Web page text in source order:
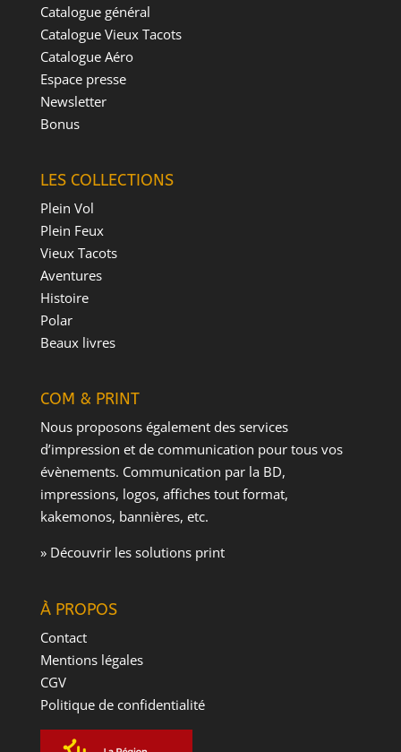
Catalogue général
Catalogue Vieux Tacots
Catalogue Aéro
Espace presse
Newsletter
Bonus
LES COLLECTIONS
Plein Vol
Plein Feux
Vieux Tacots
Aventures
Histoire
Polar
Beaux livres
COM & PRINT
Nous proposons également des services
d’impression et de communication pour tous vos
évènements. Communication par la BD,
impressions, logos, affiches tout format,
kakemonos, bannières, etc.
» Découvrir les solutions print
À PROPOS
Contact
Mentions légales
CGV
Politique de confidentialité